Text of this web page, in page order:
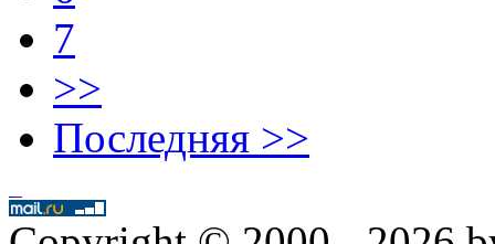
7
>>
Последняя >>